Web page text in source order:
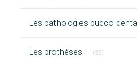
Les pathologies bucco-
Les prothèses (35)